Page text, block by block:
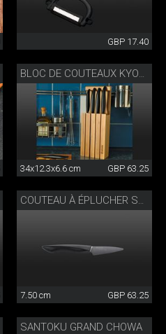
GBP 17.40
BLOC DE COUTEAUX KYOCERA
34x12.3x6.6 cm GBP 63.25
7.50 cm GBP 63.25
SANTOKU GRAND CHOWA